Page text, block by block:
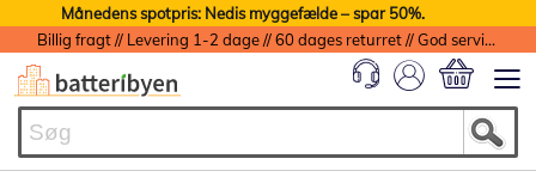
Månedens spotpris: Nedis myggefælde – spar 50%.
Billig fragt // Levering 1-2 dage // 60 dages returret // God service med garanti